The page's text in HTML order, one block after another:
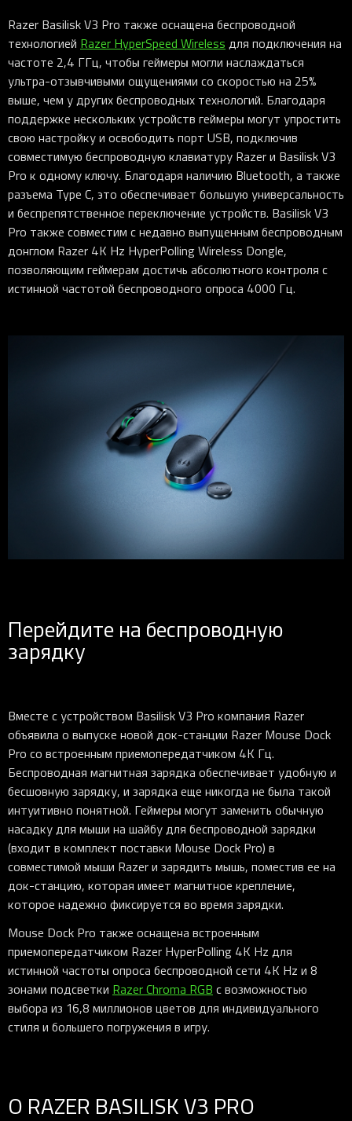
Razer Basilisk V3 Pro также оснащена беспроводной
технологией Razer HyperSpeed Wireless для подключения на
частоте 2,4 ГГц, чтобы геймеры могли наслаждаться
ультра-отзывчивыми ощущениями со скоростью на 25%
выше, чем у других беспроводных технологий. Благодаря
поддержке нескольких устройств геймеры могут упростить
свою настройку и освободить порт USB, подключив
совместимую беспроводную клавиатуру Razer и Basilisk V3
Pro к одному ключу. Благодаря наличию Bluetooth, а также
разъема Type C, это обеспечивает большую универсальность
и беспрепятственное переключение устройств. Basilisk V3
Pro также совместим с недавно выпущенным беспроводным
донглом Razer 4K Hz HyperPolling Wireless Dongle,
позволяющим геймерам достичь абсолютного контроля с
истинной частотой беспроводного опроса 4000 Гц.
Перейдите на беспроводную
зарядку
Вместе с устройством Basilisk V3 Pro компания Razer
объявила о выпуске новой док-станции Razer Mouse Dock
Pro со встроенным приемопередатчиком 4K Гц.
Беспроводная магнитная зарядка обеспечивает удобную и
бесшовную зарядку, и зарядка еще никогда не была такой
интуитивно понятной. Геймеры могут заменить обычную
насадку для мыши на шайбу для беспроводной зарядки
(входит в комплект поставки Mouse Dock Pro) в
совместимой мыши Razer и зарядить мышь, поместив ее на
док-станцию, которая имеет магнитное крепление,
которое надежно фиксируется во время зарядки.
Mouse Dock Pro также оснащена встроенным
приемопередатчиком Razer HyperPolling 4K Hz для
истинной частоты опроса беспроводной сети 4K Hz и 8
зонами подсветки Razer Chroma RGB с возможностью
выбора из 16,8 миллионов цветов для индивидуального
стиля и большего погружения в игру.
О RAZER BASILISK V3 PRO